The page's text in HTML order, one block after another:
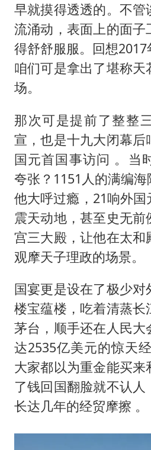
早就摸得透透的。不
流涌动，表面上的面
得舒舒服服。回想2017
咱们可是拿出了堪称
场。
那次可是提前了整整
宣，也是十九大闭幕
国元首国事访问 。当
夸张？1151人的满编
他大呼过瘾，21响外
震天动地，甚至史无
宫三大殿，让他在太和
观摩天子理政的场景。
国宴更是设在了极少
楼宝蕴楼，吃着清蒸长
茅台，顺手还在人民大
达2535亿美元的惊天
大家都以为重金能买
了钱回国翻脸就不认
长达几年的经贸摩擦 。